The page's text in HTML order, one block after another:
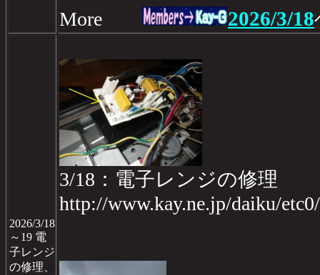
More 2026/3/18
2026/3/18
～19 電
子レンジ
の修理、
3/18：電子レンジの修理
http://www.kay.ne.jp/daiku/